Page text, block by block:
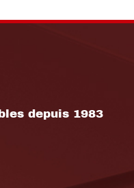
depuis 1983